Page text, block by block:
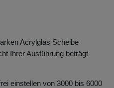
Acrylglas Scheibe
Ihrer Ausführung beträgt
einstellen von 3000 bis 6000